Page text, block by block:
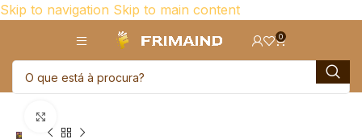
Skip to navigation Skip to main content
0